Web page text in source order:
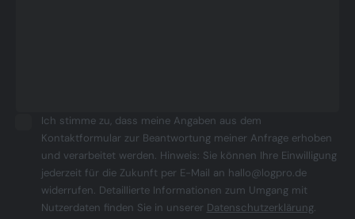
Ich stimme zu, dass meine Angaben aus dem
Kontaktformular zur Beantwortung meiner Anfrage erhoben
und verarbeitet werden. Hinweis: Sie können Ihre Einwilligung
jederzeit für die Zukunft per E-Mail an hallo@logpro.de
widerrufen. Detaillierte Informationen zum Umgang mit
Nutzerdaten finden Sie in unserer Datenschutzerklärung.